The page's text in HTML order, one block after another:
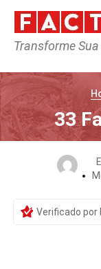
Transforme
33
Verificado por